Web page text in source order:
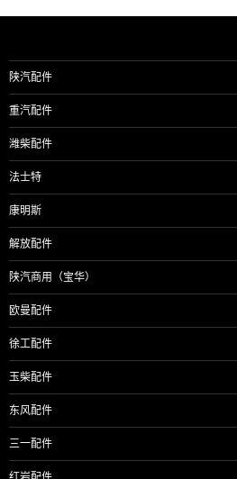
导
陕汽配件
重汽配件
潍柴配件
法士特
康明斯
解放配件
陕汽商用（宝华）
欧曼配件
徐工配件
玉柴配件
东风配件
三一配件